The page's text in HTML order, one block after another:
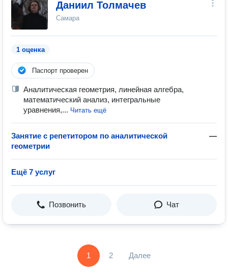
Даниил Толмачев
Самара
1 оценка
Паспорт проверен
Аналитическая геометрия, линейная алгебра,
математический анализ, интегральные
уравнения,... Читать ещё
Занятие с репетитором по аналитической
геометрии
—
Ещё 7 услуг
Позвонить Чат
1 2 Далее